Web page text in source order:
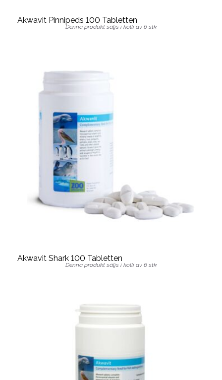
Akwavit Pinnipeds 100 Tabletten
Denna produkt säljs i kolli av 6 stk
Akwavit Shark 100 Tabletten
Denna produkt säljs i kolli av 6 stk